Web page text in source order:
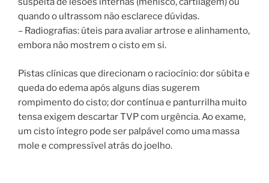
quando o ultrassom não esclarece dúvidas.
– Radiografias: úteis para avaliar artrose e alinhamento,
embora não mostrem o cisto em si.
Pistas clínicas que direcionam o raciocínio: dor súbita e
queda do edema após alguns dias sugerem
rompimento do cisto; dor contínua e panturrilha muito
tensa exigem descartar TVP com urgência. Ao exame,
um cisto íntegro pode ser palpável como uma massa
mole e compressível atrás do joelho.